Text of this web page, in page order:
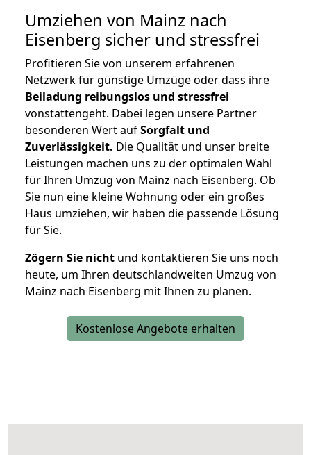
Umziehen von Mainz nach
Eisenberg sicher und stressfrei
Profitieren Sie von unserem erfahrenen
Netzwerk für günstige Umzüge oder dass ihre
Beiladung reibungslos und stressfrei
vonstattengeht. Dabei legen unsere Partner
besonderen Wert aufSorgfalt und
Zuverlässigkeit. Die Qualität und unser breite
Leistungen machen uns zu der optimalen Wahl
für Ihren Umzug von Mainz nach Eisenberg. Ob
Sie nun eine kleine Wohnung oder ein großes
Haus umziehen, wir haben die passende Lösung
für Sie.
Zögern Sie nicht und kontaktieren Sie uns noch
heute, um Ihren deutschlandweiten Umzug von
Mainz nach Eisenberg mit Ihnen zu planen.
Kostenlose Angebote erhalten